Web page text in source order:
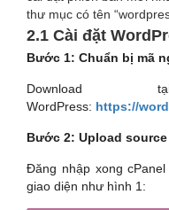
thư mục có tên
2.1 Cài đặt
Bước 1: Chuẩn bị mã
WordPress: https://
Bước 2: Upload
Đăng nhập xong
giao diện như hình 1: